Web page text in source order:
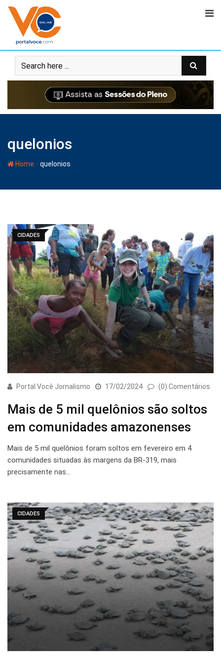
quelonios
Home - quelonios
CIDADES
Portal Você Jornalismo 17/02/2024 (0) Comentários
Mais de 5 mil quelônios são soltos
em comunidades amazonenses
Mais de 5 mil quelônios foram soltos em fevereiro em 4
comunidades situadas às margens da BR-319, mais
precisamente nas…
CIDADES